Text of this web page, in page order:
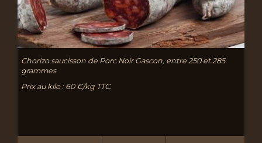
Chorizo saucisson de Porc Noir Gascon, entre 250 et 285
grammes.
Prix au kilo : 60 €/kg TTC.